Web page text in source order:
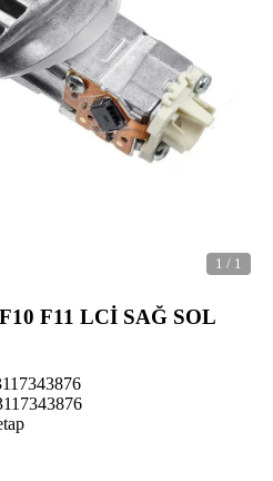
1 / 1
F11 LCİ SAĞ SOL